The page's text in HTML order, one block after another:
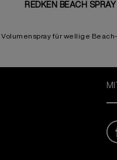
REDKEN BEACH SPRAY
Volumenspray für wellige Beach-